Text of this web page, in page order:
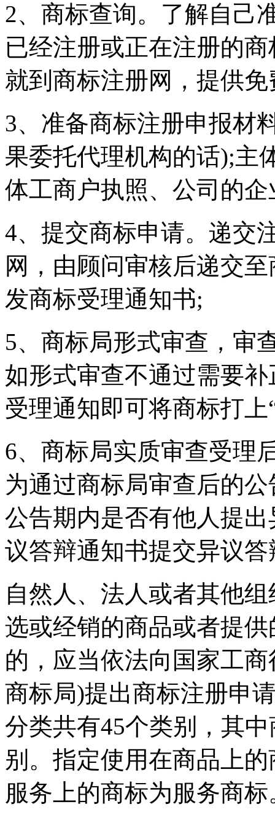
2、商标查询。了解自己
已经注册或正在注册的
就到商标注册网，提供
3、准备商标注册申报材
果委托代理机构的话);主
体工商户执照、公司的
4、提交商标申请。递交
网，由顾问审核后递交
发商标受理通知书;
5、商标局形式审查，审
如形式审查不通过需要
受理通知即可将商标打
6、商标局实质审查受理
为通过商标局审查后的
公告期内是否有他人提
议答辩通知书提交异议
自然人、法人或者其他
选或经销的商品或者提
的，应当依法向国家工
商标局)提出商标注册申
分类共有45个类别，其
别。指定使用在商品上
服务上的商标为服务商标